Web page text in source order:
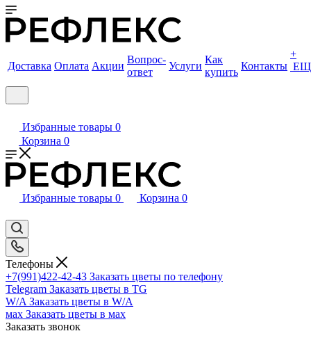
Доставка Оплата Акции
Вопрос-
ответ
Услуги
Как
купить
Контакты
+
Избранные товары 0
Корзина 0
Избранные товары 0 Корзина 0
Телефоны
+7(991)422-42-43 Заказать цветы по телефону
Telegram Заказать цветы в TG
W/A Заказать цветы в W/A
мах Заказать цветы в мах
Заказать звонок